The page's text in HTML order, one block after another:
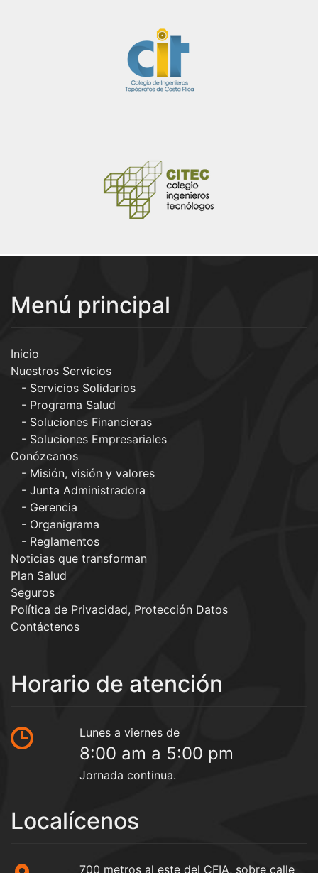
Menú principal
Inicio
Nuestros Servicios
Servicios Solidarios
Programa Salud
Soluciones Financieras
Soluciones Empresariales
Conózcanos
Misión, visión y valores
Junta Administradora
Gerencia
Organigrama
Reglamentos
Noticias que transforman
Plan Salud
Seguros
Política de Privacidad, Protección Datos
Contáctenos
Horario de atención
Lunes a viernes de
8:00 am a 5:00 pm
Jornada continua.
Localícenos
700 metros al este del CFIA, sobre calle